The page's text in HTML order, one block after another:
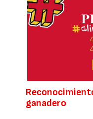
ganadero